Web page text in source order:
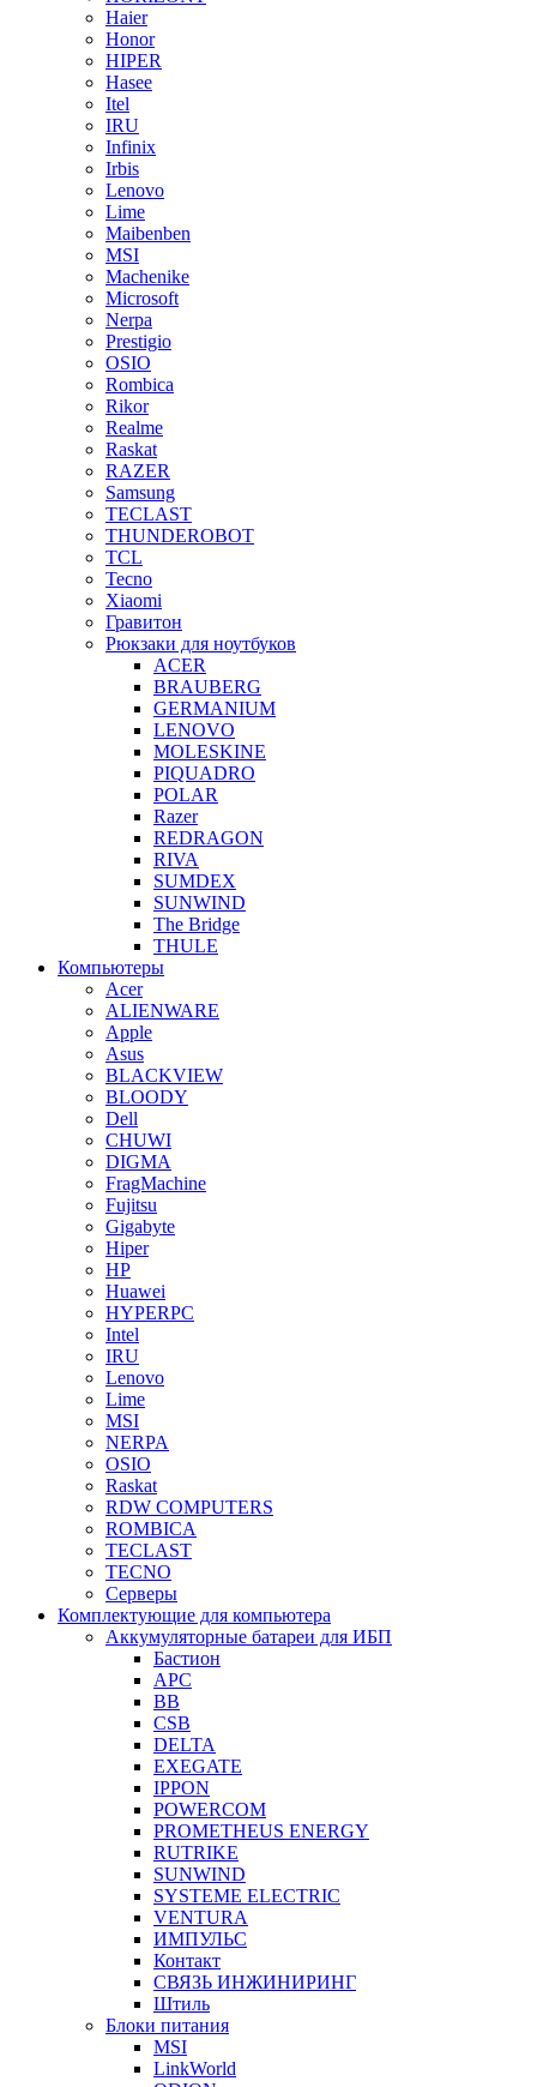
Haier
Honor
HIPER
Hasee
Itel
IRU
Infinix
Irbis
Lenovo
Lime
Maibenben
MSI
Machenike
Microsoft
Nerpa
Prestigio
OSIO
Rombica
Rikor
Realme
Raskat
RAZER
Samsung
TECLAST
THUNDEROBOT
TCL
Tecno
Xiaomi
Гравитон
Рюкзаки для ноутбуков
ACER
BRAUBERG
GERMANIUM
LENOVO
MOLESKINE
PIQUADRO
POLAR
Razer
REDRAGON
RIVA
SUMDEX
SUNWIND
The Bridge
THULE
Компьютеры
Acer
ALIENWARE
Apple
Asus
BLACKVIEW
BLOODY
Dell
CHUWI
DIGMA
FragMachine
Fujitsu
Gigabyte
Hiper
HP
Huawei
HYPERPC
Intel
IRU
Lenovo
Lime
MSI
NERPA
OSIO
Raskat
RDW COMPUTERS
ROMBICA
TECLAST
TECNO
Серверы
Комплектующие для компьютера
Аккумуляторные батареи для ИБП
Бастион
APC
BB
CSB
DELTA
EXEGATE
IPPON
POWERCOM
PROMETHEUS ENERGY
RUTRIKE
SUNWIND
SYSTEME ELECTRIC
VENTURA
ИМПУЛЬС
Контакт
СВЯЗЬ ИНЖИНИРИНГ
Штиль
Блоки питания
MSI
LinkWorld